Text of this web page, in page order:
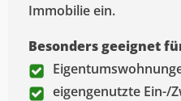
Immobilie ein.
Besonders geeignet
eigengenutzte Ein-/